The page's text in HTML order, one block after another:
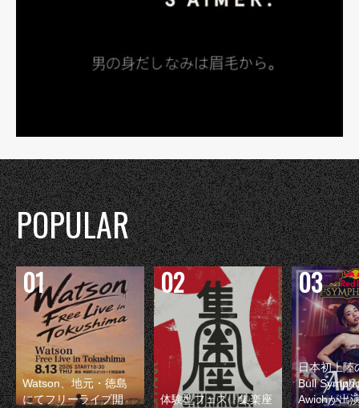
POPULAR
Watson、地元・徳島
にてフリーライブ開
体験型フェス『集楽座
日本初上陸
Bull
Awichが出